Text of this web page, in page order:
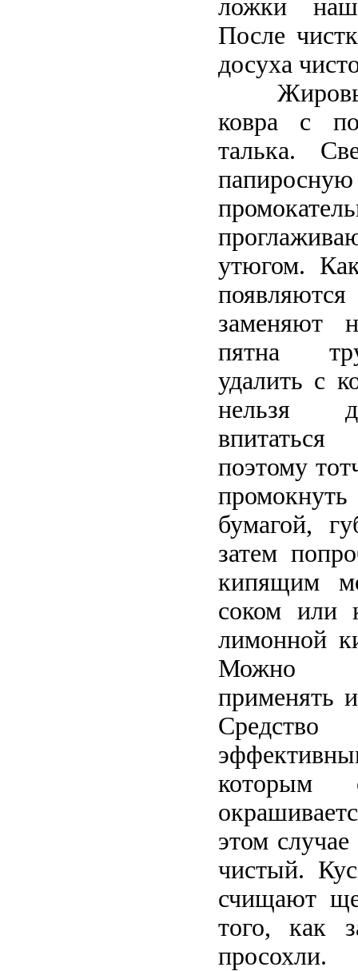
ложки
После
досуха
ковра с
талька.
утюгом.
заменяют
пятна
удалить с
нельзя
поэтому
бумагой,
затем
кипящим
соком или
лимонной
Можно
применять
которым
этом
чистый.
счищают
того, как
просохли.